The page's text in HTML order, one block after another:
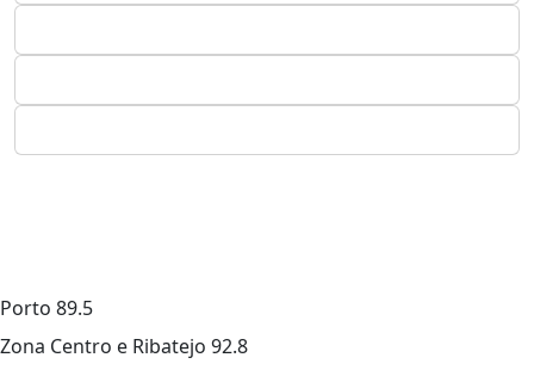
Porto 89.5
Zona Centro e Ribatejo 92.8